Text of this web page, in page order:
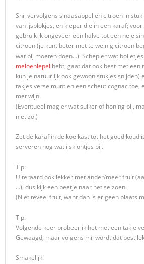
Snij vervolgens sinaasappel en citroen in
van ijsblokjes, en kieper die in een karaf;
gebruik ik ongeveer een halve tot een hele
citroen (je kunt beter met te weinig citroen
wat bij moeten doen…). Schep er wat
meloenlepel hebt, gaat dat ook best met een
kun je natuurlijk ook gewoon stukjes snijden)
takjes verse munt en een scheut cognac toe,
met wijn.
(Eventueel mag er wat suiker of honing bij,
niet zo.)
Zet de karaf in de koelkast tot het goed koud
serveren nog wat ijsklontjes bij.
Tip:
Uiteraard ook lekker met ander/meer fruit
…), dus kijk een beetje naar het seizoen.
(Niet teveel fruit, want dan is er geen plaats
Tip:
Volgende keer probeer ik het met een takje
Gewaagd, maar volgens mij wordt dat best
Smakelijk!